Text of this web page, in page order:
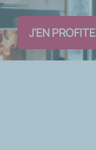
J'EN PROFITE